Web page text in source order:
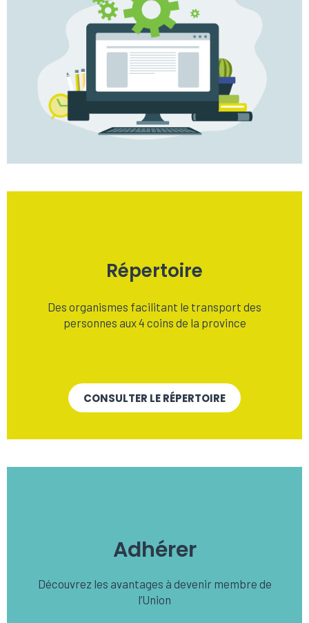
Répertoire
Des organismes facilitant le transport des
personnes aux 4 coins de la province
CONSULTER LE RÉPERTOIRE
Adhérer
Découvrez les avantages à devenir membre de
l’Union